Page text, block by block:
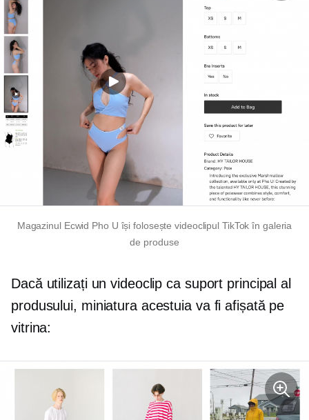
Magazinul Ecwid Pho U își folosește videoclipul TikTok în galeria
de produse
Dacă utilizați un videoclip ca suport principal al
produsului, miniatura acestuia va fi afișată pe
vitrina: